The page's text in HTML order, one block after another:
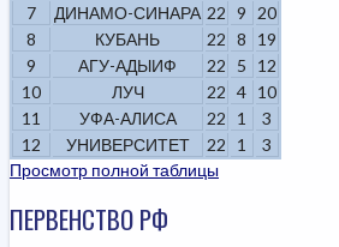
7
ДИНАМО-СИНАРА 22 9
20
8
КУБАНЬ 22 8
19
9
АГУ-АДЫИФ 22 5
12
10
ЛУЧ 22 4 10
11
УФА-АЛИСА 22 1
3
12
УНИВЕРСИТЕТ 22 1
3
Просмотр полной таблицы
ПЕРВЕНСТВО РФ